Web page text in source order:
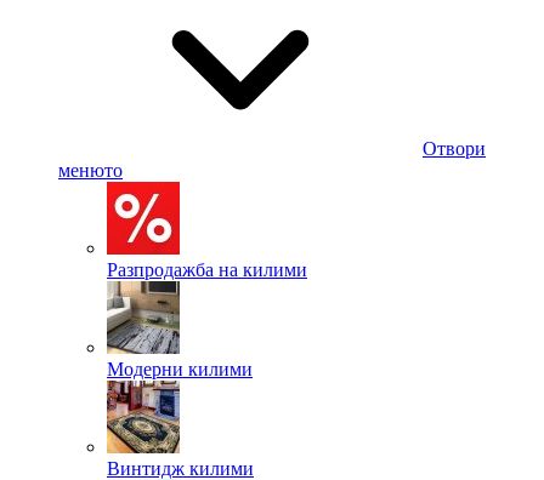
Отвори
менюто
Разпродажба на килими
Модерни килими
Винтидж килими